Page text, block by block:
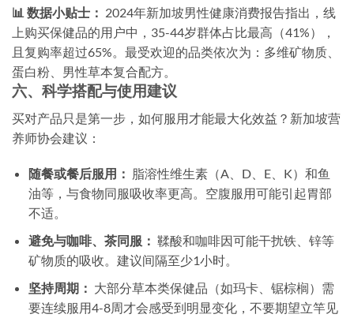
📊 数据小贴士： 2024年新加坡男性健康消费报告指出，线
上购买保健品的用户中，35-44岁群体占比最高（41%），
且复购率超过65%。最受欢迎的品类依次为：多维矿物质、
蛋白粉、男性草本复合配方。
六、科学搭配与使用建议
买对产品只是第一步，如何服用才能最大化效益？新加坡营
养师协会建议：
随餐或餐后服用： 脂溶性维生素（A、D、E、K）和鱼
油等，与食物同服吸收率更高。空腹服用可能引起胃部
不适。
避免与咖啡、茶同服： 鞣酸和咖啡因可能干扰铁、锌等
矿物质的吸收。建议间隔至少1小时。
坚持周期： 大部分草本类保健品（如玛卡、锯棕榈）需
要连续服用4-8周才会感受到明显变化，不要期望立竿见